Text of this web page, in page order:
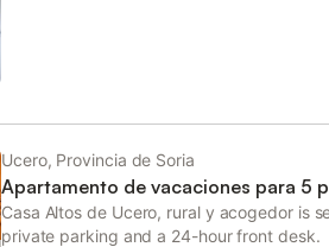
Ucero, Provincia de Soria
Apartamento de vacaciones para 5
Casa Altos de Ucero, rural y acogedor is
private parking and a 24-hour front desk.